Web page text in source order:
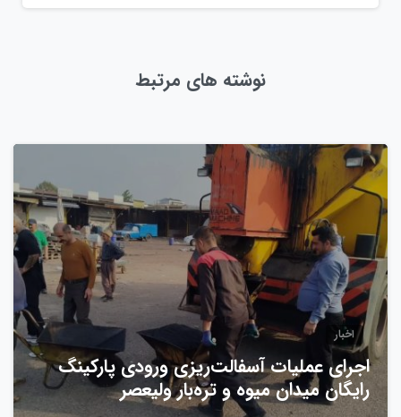
نوشته های مرتبط
اخبار
اجرای عملیات آسفالت‌ریزی ورودی پارکینگ
رایگان میدان میوه و تره‌بار ولیعصر